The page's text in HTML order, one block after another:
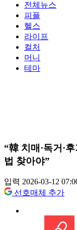
전체뉴스
피플
헬스
라이프
컬처
머니
테마
“韓 치매·독거·
법 찾아야”
입력 2026-03-12
선호매체 추가